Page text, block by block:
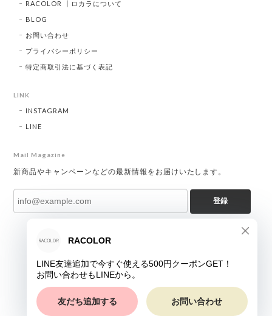
RACOLOR ┃ロカラについて
BLOG
お問い合わせ
プライバシーポリシー
特定商取引法に基づく表記
LINK
INSTAGRAM
LINE
Mail Magazine
新商品やキャンペーンなどの最新情報をお届けいたします。
登録